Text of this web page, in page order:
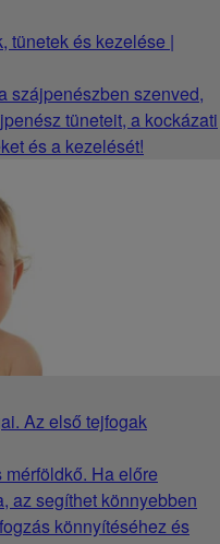
tünetek és kezelése |
szájpenészben szenved,
tüneteit, a kockázati
és a kezelését!
Az első tejfogak
Ha előre
az segíthet könnyebben
könnyítéséhez és